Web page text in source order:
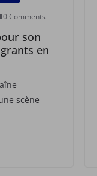
0 Comments
son
en
scène